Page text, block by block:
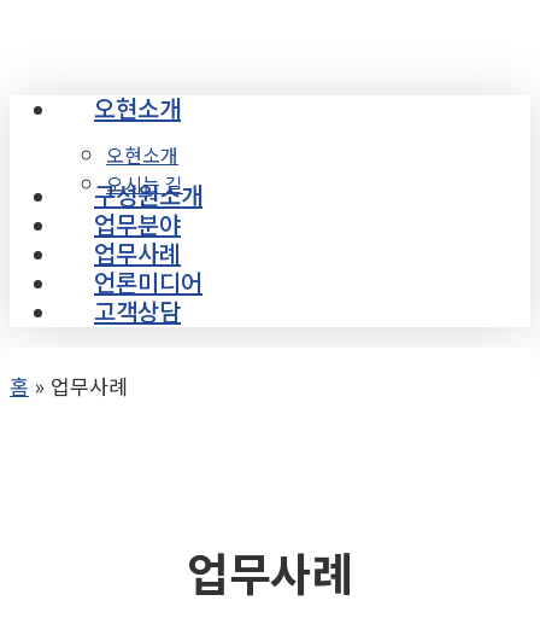
content
Menu 오현소개
오현소개
오시는 길
구성원소개
업무분야
업무사례
언론미디어
고객상담
홈 » 업무사례
업무사례